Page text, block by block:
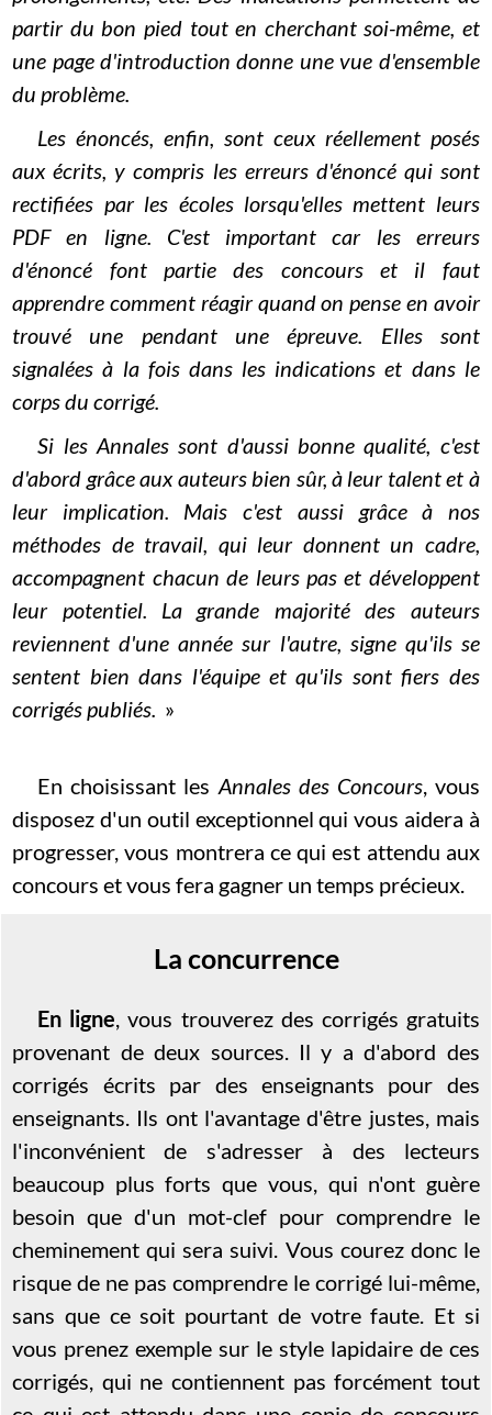
partir du bon pied tout en cherchant soi-même, et
une page d'introduction donne une vue d'ensemble
du problème.
Les énoncés, enfin, sont ceux réellement posés
aux écrits, y compris les erreurs d'énoncé qui sont
rectifiées par les écoles lorsqu'elles mettent leurs
PDF en ligne. C'est important car les erreurs
d'énoncé font partie des concours et il faut
apprendre comment réagir quand on pense en avoir
trouvé une pendant une épreuve. Elles sont
signalées à la fois dans les indications et dans le
corps du corrigé.
Si les Annales sont d'aussi bonne qualité, c'est
d'abord grâce aux auteurs bien sûr, à leur talent et à
leur implication. Mais c'est aussi grâce à nos
méthodes de travail, qui leur donnent un cadre,
accompagnent chacun de leurs pas et développent
leur potentiel. La grande majorité des auteurs
reviennent d'une année sur l'autre, signe qu'ils se
sentent bien dans l'équipe et qu'ils sont fiers des
corrigés publiés. »
En choisissant les Annales des Concours, vous
disposez d'un outil exceptionnel qui vous aidera à
progresser, vous montrera ce qui est attendu aux
concours et vous fera gagner un temps précieux.
La concurrence
En ligne, vous trouverez des corrigés gratuits
provenant de deux sources. Il y a d'abord des
corrigés écrits par des enseignants pour des
enseignants. Ils ont l'avantage d'être justes, mais
l'inconvénient de s'adresser à des lecteurs
beaucoup plus forts que vous, qui n'ont guère
besoin que d'un mot-clef pour comprendre le
cheminement qui sera suivi. Vous courez donc le
risque de ne pas comprendre le corrigé lui-même,
sans que ce soit pourtant de votre faute. Et si
vous prenez exemple sur le style lapidaire de ces
corrigés, qui ne contiennent pas forcément tout